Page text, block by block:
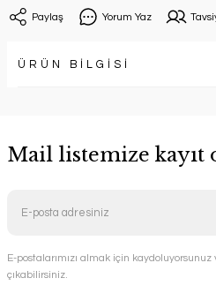
Paylaş Yorum Yaz
ÜRÜN BİLGİSİ
Mail listemize kayıt
E-postalarımızı almak için
çıkabilirsiniz.